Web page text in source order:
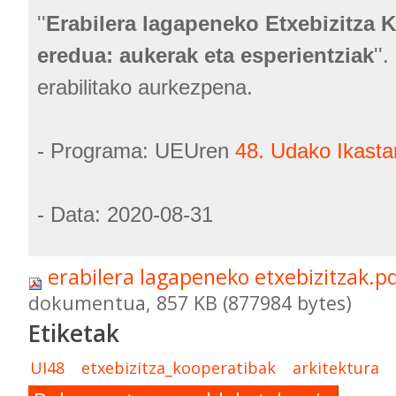
''Erabilera lagapeneko Etxebizitza
eredua: aukerak eta esperientziak''.
erabilitako aurkezpena.
- Programa: UEUren 48. Udako
- Data: 2020-08-31
erabilera lagapeneko
dokumentua, 857 KB (877984 bytes)
Etiketak
UI48 etxebizitza_kooperatibak arkitektura